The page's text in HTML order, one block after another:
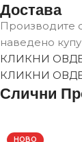
Достава
Производите
наведено
КЛИКНИ
КЛИКНИ
Слични
НОВО